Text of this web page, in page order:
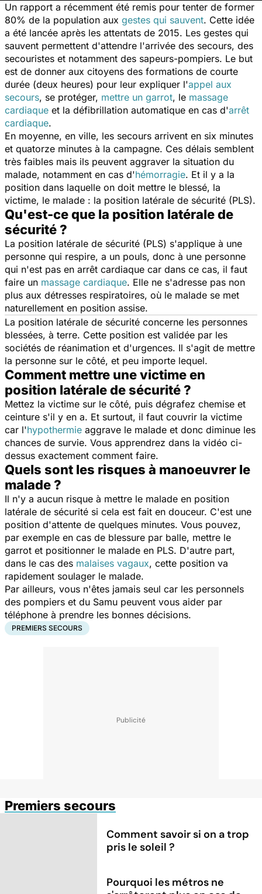
Un rapport a récemment été remis pour tenter de former
80% de la population aux gestes qui sauvent. Cette idée
a été lancée après les attentats de 2015. Les gestes qui
sauvent permettent d'attendre l'arrivée des secours, des
secouristes et notamment des sapeurs-pompiers. Le but
est de donner aux citoyens des formations de courte
durée (deux heures) pour leur expliquer l'appel aux
secours, se protéger, mettre un garrot, le massage
cardiaque et la défibrillation automatique en cas d'arrêt
cardiaque.
En moyenne, en ville, les secours arrivent en six minutes
et quatorze minutes à la campagne. Ces délais semblent
très faibles mais ils peuvent aggraver la situation du
malade, notamment en cas d'hémorragie. Et il y a la
position dans laquelle on doit mettre le blessé, la
victime, le malade : la position latérale de sécurité (PLS).
Qu'est-ce que la position latérale de
sécurité ?
La position latérale de sécurité (PLS) s'applique à une
personne qui respire, a un pouls, donc à une personne
qui n'est pas en arrêt cardiaque car dans ce cas, il faut
faire un massage cardiaque. Elle ne s'adresse pas non
plus aux détresses respiratoires, où le malade se met
naturellement en position assise.
La position latérale de sécurité concerne les personnes
blessées, à terre. Cette position est validée par les
sociétés de réanimation et d'urgences. Il s'agit de mettre
la personne sur le côté, et peu importe lequel.
Comment mettre une victime en
position latérale de sécurité ?
Mettez la victime sur le côté, puis dégrafez chemise et
ceinture s'il y en a. Et surtout, il faut couvrir la victime
car l'hypothermie aggrave le malade et donc diminue les
chances de survie. Vous apprendrez dans la vidéo ci-
dessus exactement comment faire.
Quels sont les risques à manoeuvrer le
malade ?
Il n'y a aucun risque à mettre le malade en position
latérale de sécurité si cela est fait en douceur. C'est une
position d'attente de quelques minutes. Vous pouvez,
par exemple en cas de blessure par balle, mettre le
garrot et positionner le malade en PLS. D'autre part,
dans le cas des malaises vagaux, cette position va
rapidement soulager le malade.
Par ailleurs, vous n'êtes jamais seul car les personnels
des pompiers et du Samu peuvent vous aider par
téléphone à prendre les bonnes décisions.
PREMIERS SECOURS
Premiers secours
Comment savoir si on a trop
pris le soleil ?
Pourquoi les métros ne